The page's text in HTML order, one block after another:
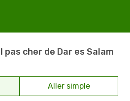
cher de Dar es Salam
Aller simple